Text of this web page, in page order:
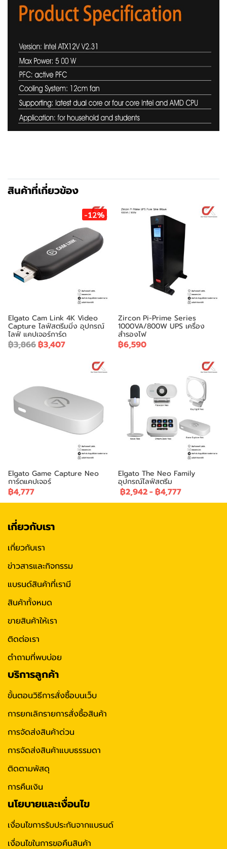
สินค้าที่เกี่ยวข้อง
-12%
Elgato Cam Link 4K Video
Capture ไลฟ์สตรีมมิ่ง อุปกรณ์
ไลฟ์ แคปเจอร์การ์ด
฿3,866฿3,407
Zircon Pi-Prime Series
1000VA/800W UPS เครื่อง
สำรองไฟ
฿6,590
Elgato Game Capture Neo
การ์ดแคปเจอร์
฿4,777
Elgato The Neo Family
อุปกรณ์ไลฟ์สตรีม
฿2,942- ฿4,777
เกี่ยวกับเรา
เกี่ยวกับเรา
ข่าวสารและกิจกรรม
แบรนด์สินค้าที่เรามี
สินค้าทั้งหมด
ขายสินค้าให้เรา
ติดต่อเรา
ตำถามที่พบบ่อย
บริการลูกค้า
ขั้นตอนวิธีการสั่งซื้อบนเว็บ
การยกเลิกรายการสั่งซื้อสินค้า
การจัดส่งสินค้าด่วน
การจัดส่งสินค้าแบบธรรมดา
ติดตามพัสดุ
การคืนเงิน
นโยบายและเงื่อนไข
เงื่อนไขการรับประกันจากแบรนด์
เงื่อนไขในการขอคืนสินค้า